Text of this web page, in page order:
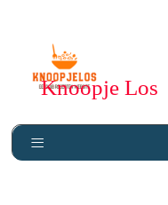
Knoopje Los